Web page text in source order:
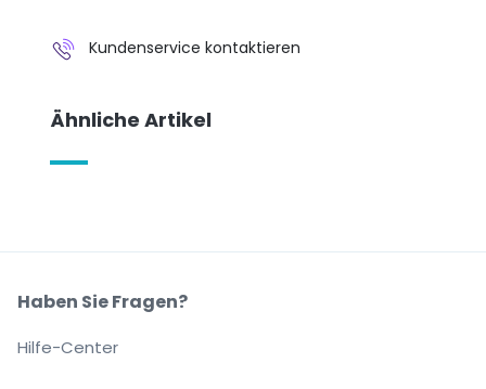
Kundenservice kontaktieren
Ähnliche Artikel
Haben Sie Fragen?
Hilfe-Center